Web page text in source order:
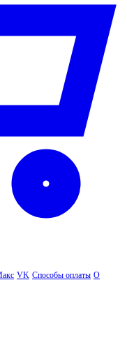
VK Способы оплаты О